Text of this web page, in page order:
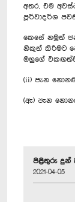
අතර, එම
පූර්වාදර්ශ
කෙසේ නමුත්
නිකුත් කිරීමට
ඔහුගේ
(ii) පැන
(ඇ) පැන
පිළිතුරු දුන්
2021-04-05